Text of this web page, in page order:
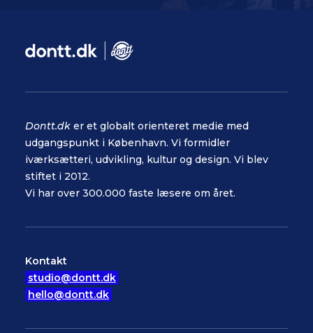
Dontt.dk er et globalt orienteret medie med
udgangspunkt i København. Vi formidler
iværksætteri, udvikling, kultur og design. Vi blev
stiftet i 2012.
Vi har over 300.000 faste læsere om året.
Kontakt
studio@dontt.dk
hello@dontt.dk